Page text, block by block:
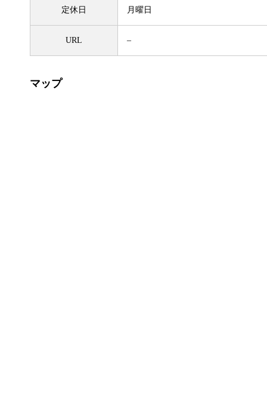
定休日 月曜日
URL –
マップ